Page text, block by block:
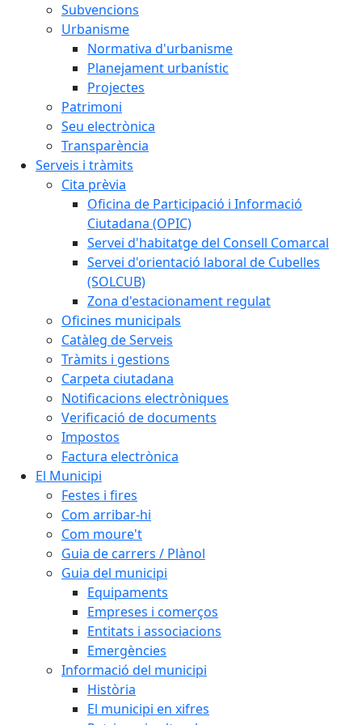
Subvencions
Urbanisme
Normativa d'urbanisme
Planejament urbanístic
Projectes
Patrimoni
Seu electrònica
Transparència
Serveis i tràmits
Cita prèvia
Oficina de Participació i Informació
Ciutadana (OPIC)
Servei d'habitatge del Consell Comarcal
Servei d'orientació laboral de Cubelles
(SOLCUB)
Zona d'estacionament regulat
Oficines municipals
Catàleg de Serveis
Tràmits i gestions
Carpeta ciutadana
Notificacions electròniques
Verificació de documents
Impostos
Factura electrònica
El Municipi
Festes i fires
Com arribar-hi
Com moure't
Guia de carrers / Plànol
Guia del municipi
Equipaments
Empreses i comerços
Entitats i associacions
Emergències
Informació del municipi
Història
El municipi en xifres